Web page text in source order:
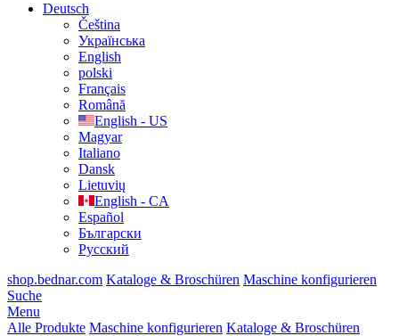
Deutsch
Čeština
Українська
English
polski
Français
Română
English - US
Magyar
Italiano
Dansk
Lietuvių
English - CA
Español
Български
Русский
shop.bednar.com Kataloge & Broschüren Maschine konfigurieren
Suche
Menu
Alle Produkte Maschine konfigurieren Kataloge & Broschüren